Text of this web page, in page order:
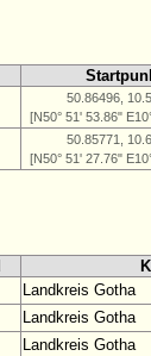
50.86496,
[N50° 51' 53.86"
50.85771,
[N50° 51' 27.76"
Landkreis Gotha
Landkreis Gotha
Landkreis Gotha